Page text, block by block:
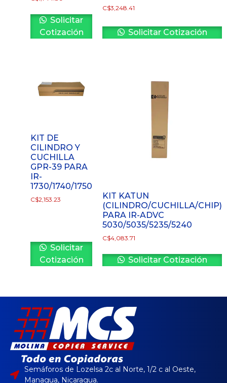
Solicitar
Cotización
C$3,248.41
Solicitar Cotización
KIT DE
CILINDRO Y
CUCHILLA
GPR-39 PARA
IR-
1730/1740/1750
C$2,153.23
Solicitar
Cotización
KIT KATUN
(CILINDRO/CUCHILLA/CHIP)
PARA IR-ADVC
5030/5035/5235/5240
C$4,083.71
Solicitar Cotización
Semáforos de Lozelsa 2c al Norte, 1/2 c al Oeste,
Managua, Nicaragua.